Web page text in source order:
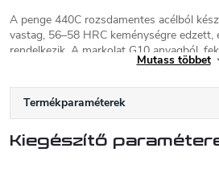
A penge 440C rozsdamentes acélból
vastag, 56–58 HRC keménységre edzett,
rendelkezik. A markolat G10 anyagból,
nagyon kényelmes fogású. A kés teljes
és megbízható mindennapi használatra
modell megfelel az elvárásaidnak.
Ganzo
Mutass többet
Termékparaméterek
Kiegészítő